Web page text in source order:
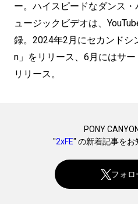
ー。ハイスピードなダンス
ュージックビデオは、
録。2024年2月にセカンドシ
n」をリリース、6月にはサ
リリース。
PONY
"2xFE" の新着記事をお
フォロ